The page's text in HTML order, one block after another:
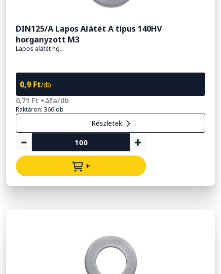
DIN125/A Lapos Alátét A típus 140HV
horganyzott M3
Lapos alátét hg.
0,9 Ft/db
0,71 Ft +áfa/db
Raktáron: 366 db
Részletek
+